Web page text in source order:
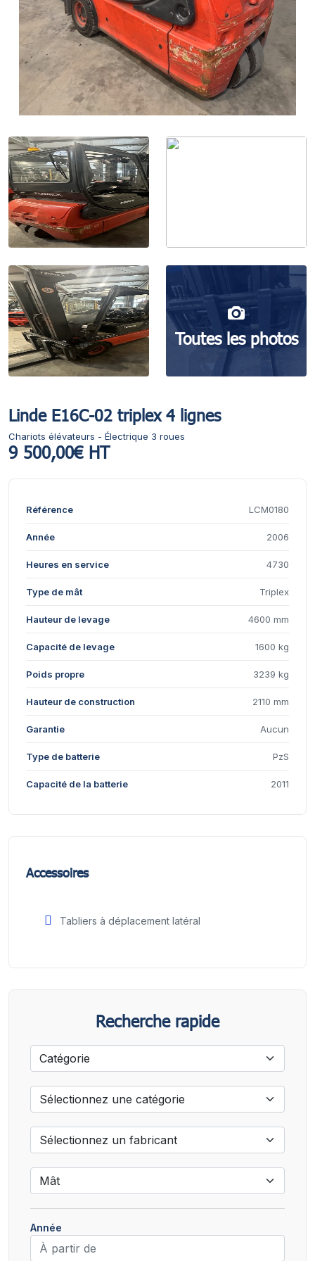
Toutes les photos
Linde E16C-02 triplex 4 lignes
Chariots élévateurs - Électrique 3 roues
9 500,00€ HT
Référence LCM0180
Année 2006
Heures en service 4730
Type de mât Triplex
Hauteur de levage 4600 mm
Capacité de levage 1600 kg
Poids propre 3239 kg
Hauteur de construction 2110 mm
Garantie Aucun
Type de batterie PzS
Capacité de la batterie 2011
Accessoires
Tabliers à déplacement latéral
Recherche rapide
Année